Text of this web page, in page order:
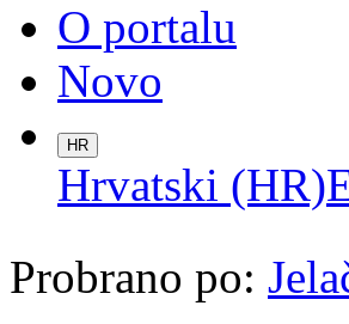
O portalu
Novo
HR
Hrvatski (HR)
Probrano po: